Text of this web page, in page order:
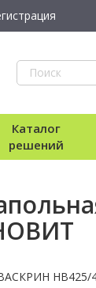
Каталог
решений
НВ425/